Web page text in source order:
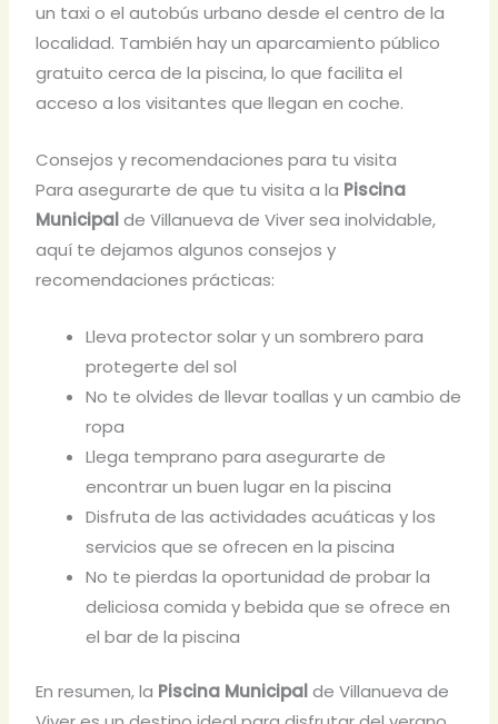
un taxi o el autobús urbano desde el centro de la
localidad. También hay un aparcamiento público
gratuito cerca de la piscina, lo que facilita el
acceso a los visitantes que llegan en coche.
Consejos y recomendaciones para tu visita
Para asegurarte de que tu visita a la Piscina
Municipalde Villanueva de Viver sea inolvidable,
aquí te dejamos algunos consejos y
recomendaciones prácticas:
Lleva protector solar y un sombrero para
protegerte del sol
No te olvides de llevar toallas y un cambio de
ropa
Llega temprano para asegurarte de
encontrar un buen lugar en la piscina
Disfruta de las actividades acuáticas y los
servicios que se ofrecen en la piscina
No te pierdas la oportunidad de probar la
deliciosa comida y bebida que se ofrece en
el bar de la piscina
En resumen, la Piscina Municipalde Villanueva de